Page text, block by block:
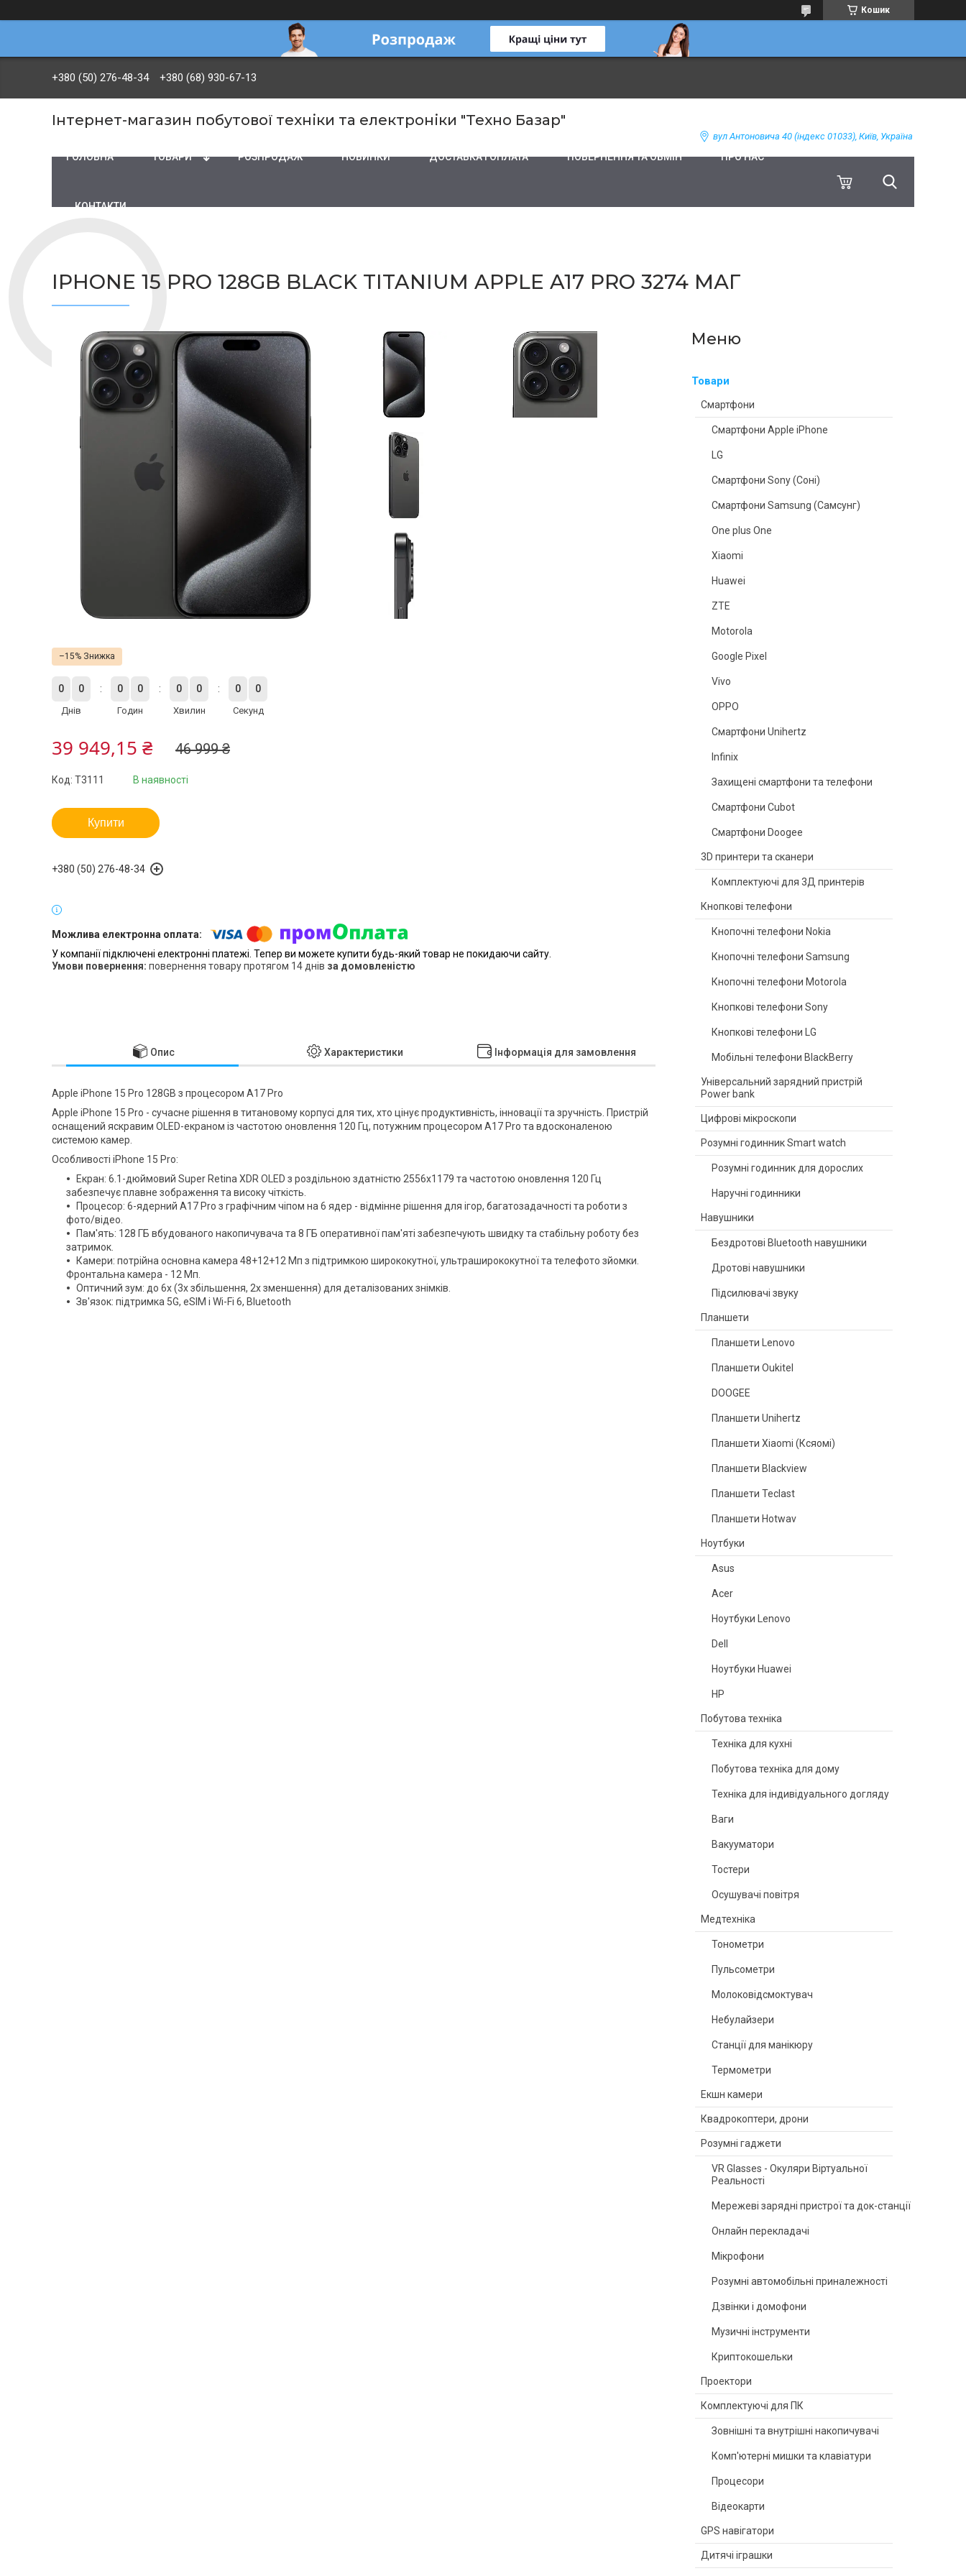
Кошик
+380 (50) 276-48-34 +380 (68) 930-67-13
Інтернет-магазин побутової техніки та електроніки "Техно Базар"
вул Антоновича 40 (індекс 01033), Київ, Україна
ГОЛОВНА ТОВАРИ PОЗПРОДАЖ НОВИНКИ ДОСТАВКА І ОПЛАТА ПОВЕРНЕННЯ ТА ОБМІН ПРО НАС
КОНТАКТИ
IPHONE 15 PRO 128GB BLACK TITANIUM APPLE A17 PRO 3274 МАГ
Товари
Смартфони
Смартфони Apple iPhone
LG
Смартфони Sony (Соні)
Смартфони Samsung (Самсунг)
One plus One
Xiaomi
Huawei
ZTE
Motorola
Google Pixel
Vivo
OPPO
Смартфони Unihertz
Infinix
Захищені смартфони та телефони
Смартфони Cubot
Смартфони Doogee
3D принтери та сканери
Комплектуючі для 3Д принтерів
Кнопкові телефони
Кнопочні телефони Nokia
Кнопочні телефони Samsung
Кнопочні телефони Motorola
Кнопкові телефони Sony
Кнопкові телефони LG
Мобільні телефони BlackBerry
Універсальний зарядний пристрій
Power bank
Цифрові мікроскопи
Розумні годинник Smart watch
Розумні годинник для дорослих
Наручні годинники
Навушники
Бездротові Bluetooth навушники
Дротові навушники
Підсилювачі звуку
Планшети
Планшети Lenovo
Планшети Oukitel
DOOGEE
Планшети Unihertz
Планшети Xiaomi (Ксяомі)
Планшети Blackview
Планшети Teclast
Планшети Hotwav
Ноутбуки
Asus
Acer
Ноутбуки Lenovo
Dell
Ноутбуки Huawei
HP
Побутова техніка
Техніка для кухні
Побутова техніка для дому
Техніка для індивідуального догляду
Ваги
Вакууматори
Тостери
Осушувачі повітря
Медтехніка
Тонометри
Пульсометри
Молоковідсмоктувач
Небулайзери
Станції для манікюру
Термометри
Екшн камери
Квадрокоптери, дрони
Розумні гаджети
VR Glasses - Окуляри Віртуальної
Реальності
Мережеві зарядні пристрої та док-станції
Онлайн перекладачі
Мікрофони
Розумні автомобільні приналежності
Дзвінки і домофони
Музичні інструменти
Криптокошельки
Проектори
Комплектуючі для ПК
Зовнішні та внутрішні накопичувачі
Комп'ютерні мишки та клавіатури
Процесори
Відеокарти
GPS навігатори
Дитячі іграшки
–15%
0 0
Днів
0 0
Годин
0 0
Хвилин
0 0
Секунд
46 999 ₴
39 949,15 ₴
В наявності
Код: T3111
Купити
+380 (50) 276-48-34
У компанії підключені електронні платежі. Тепер ви можете купити будь-який товар не покидаючи сайту.
повернення товару протягом 14 днів за домовленістю
Опис Характеристики Інформація для замовлення
Apple iPhone 15 Pro 128GB з процесором A17 Pro
Apple iPhone 15 Pro - сучасне рішення в титановому корпусі для тих, хто цінує продуктивність, інновації та зручність. Пристрій
оснащений яскравим OLED-екраном із частотою оновлення 120 Гц, потужним процесором A17 Pro та вдосконаленою
системою камер.
Особливості iPhone 15 Pro:
Екран: 6.1-дюймовий Super Retina XDR OLED з роздільною здатністю 2556x1179 та частотою оновлення 120 Гц
забезпечує плавне зображення та високу чіткість.
Процесор: 6-ядерний A17 Pro з графічним чіпом на 6 ядер - відмінне рішення для ігор, багатозадачності та роботи з
фото/відео.
Пам'ять: 128 ГБ вбудованого накопичувача та 8 ГБ оперативної пам'яті забезпечують швидку та стабільну роботу без
затримок.
Камери: потрійна основна камера 48+12+12 Мп з підтримкою ширококутної, ультраширококутної та телефото зйомки.
Фронтальна камера - 12 Мп.
Оптичний зум: до 6х (3х збільшення, 2х зменшення) для деталізованих знімків.
Зв'язок: підтримка 5G, eSIM і Wi-Fi 6, Bluetooth